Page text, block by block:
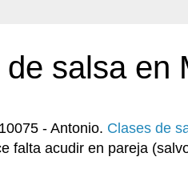
salsa en
- Antonio. Clases de
falta acudir en pareja